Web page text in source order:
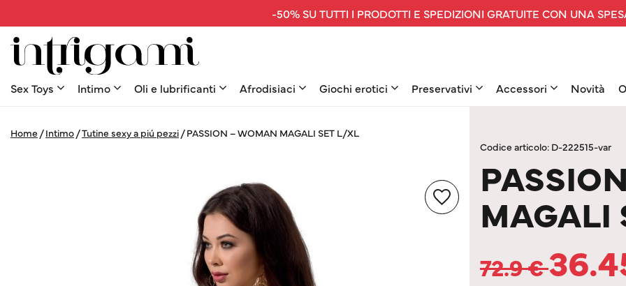
-50% SU TUTTI I PRODOTTI E SPEDIZIONI GRATUITE CON UNA
Sex Toys Intimo Oli e lubrificanti Afrodisiaci Giochi erotici Preservativi Accessori Novità
Home /Intimo /Tutine sexy a piú pezzi /PASSION – WOMAN MAGALI SET L/XL
Codice articolo: D-222515-var
MAGALI
72.9€